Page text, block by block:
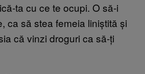
ta cu ce te ocupi. O să-i
ca să stea femeia liniștită și
că vinzi droguri ca să-ți